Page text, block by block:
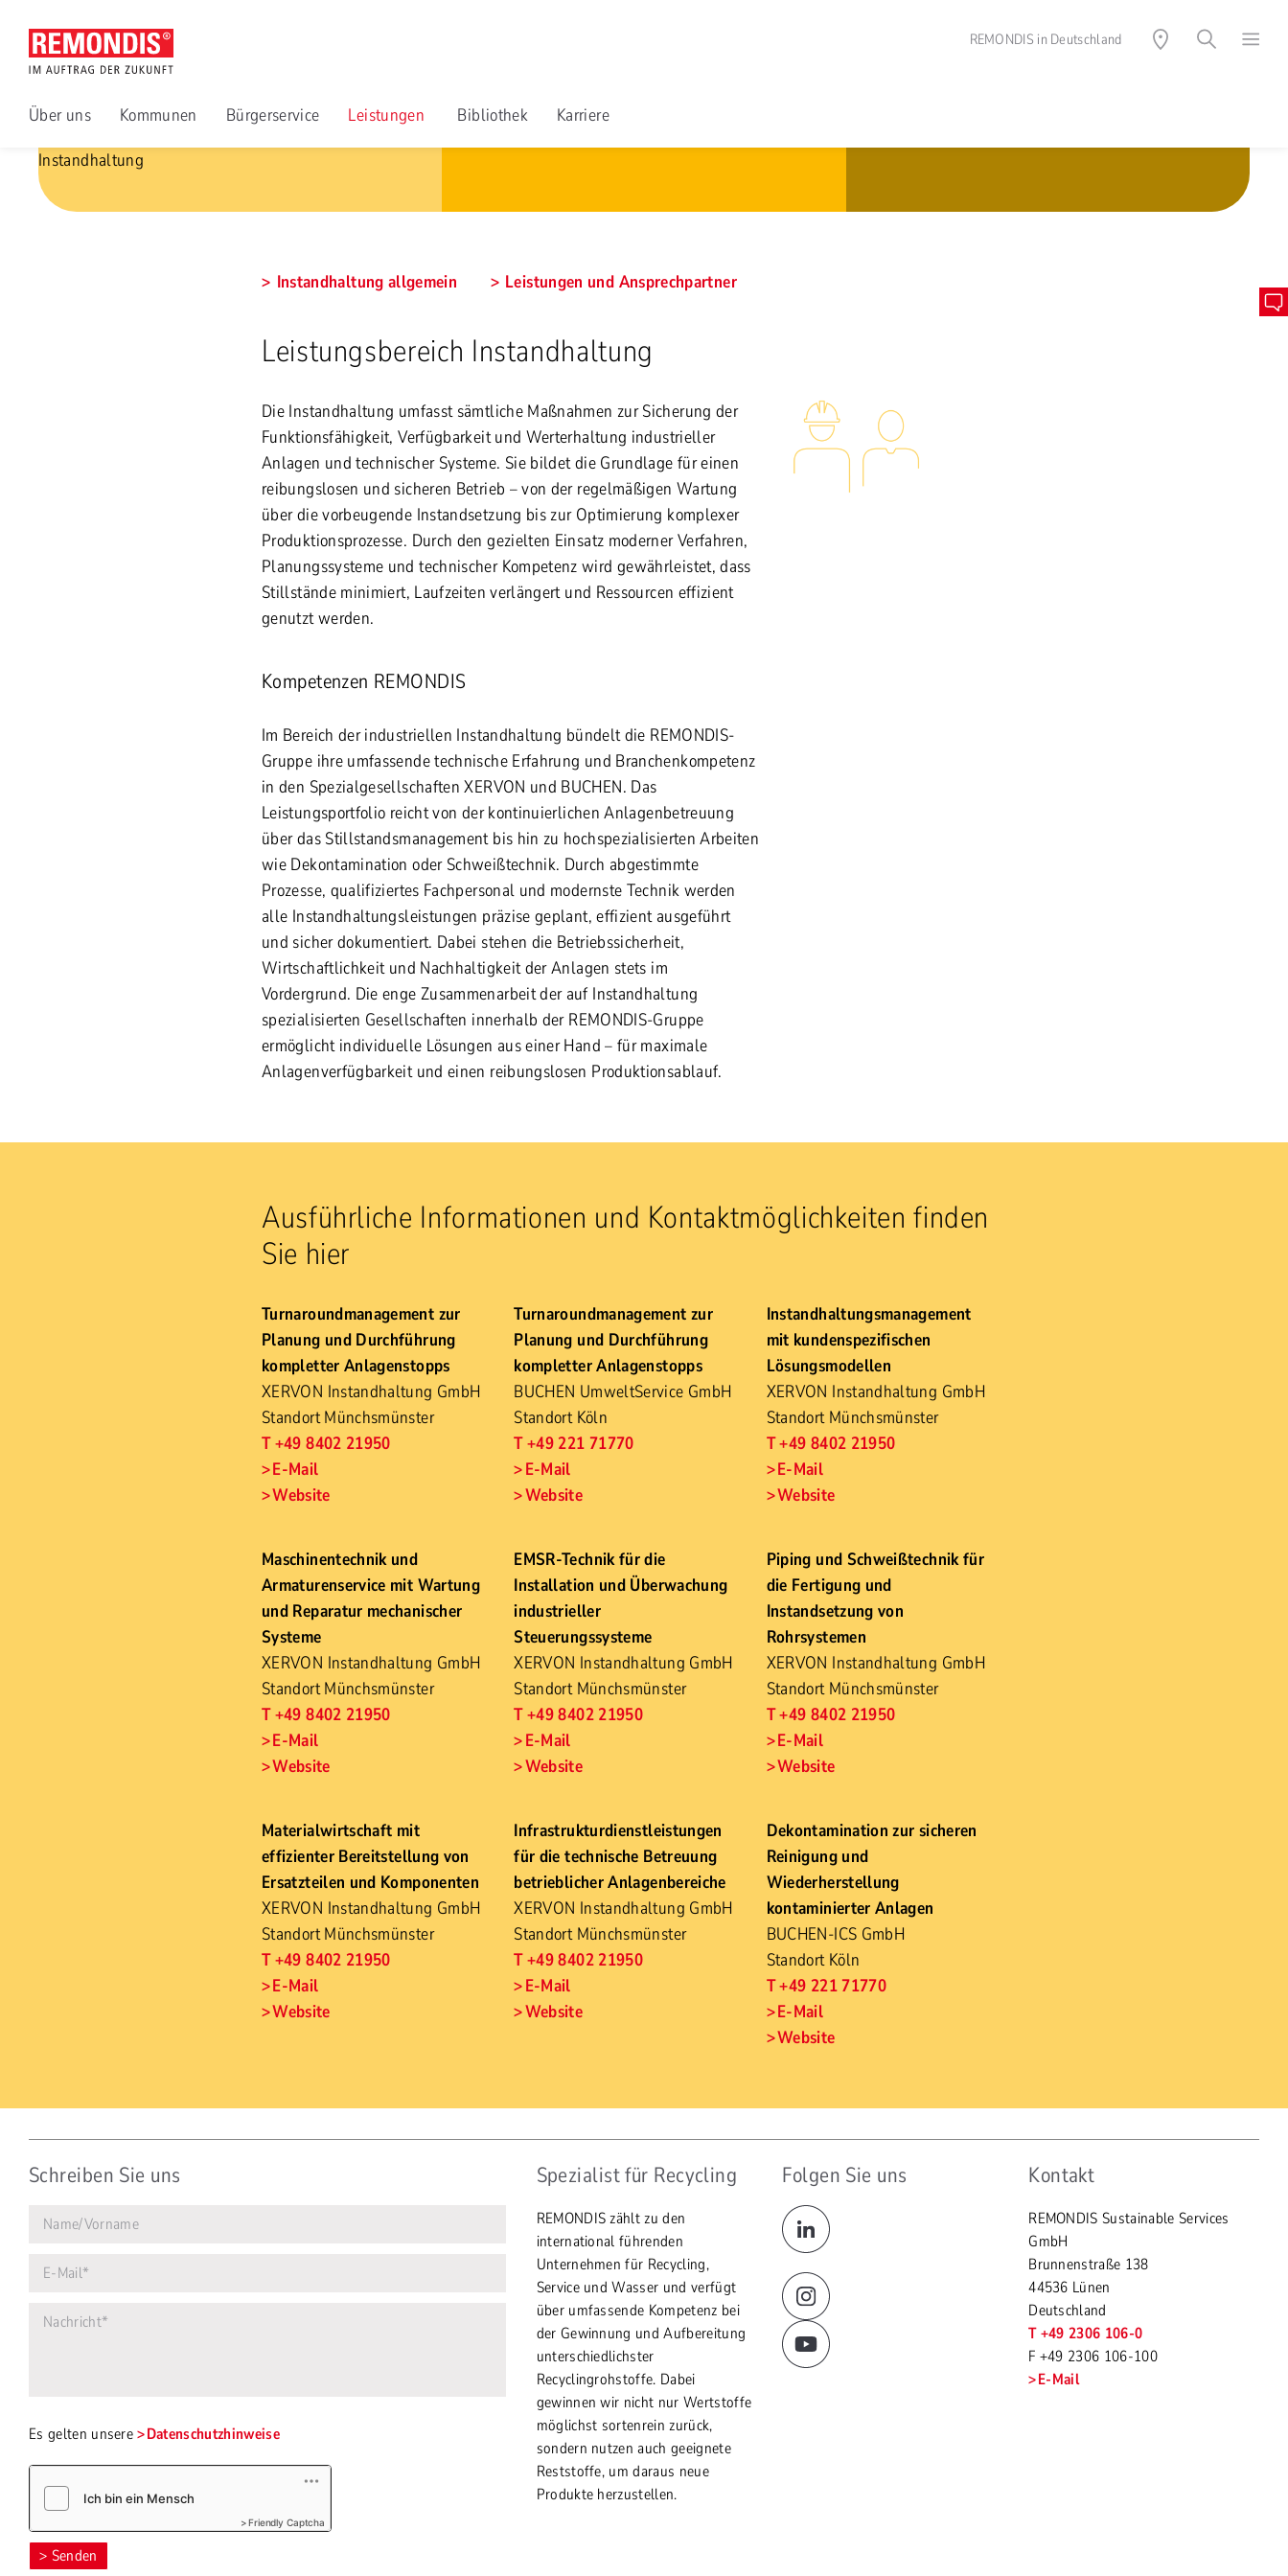
REMONDIS in Deutschland
Über uns Kommunen Bürgerservice Leistungen Bibliothek
Karriere
Instandhaltung
Instandhaltung allgemein Leistungen und Ansprechpartner
Leistungsbereich Instandhaltung
Die Instandhaltung umfasst sämtliche Maßnahmen zur Sicherung der
Funktionsfähigkeit, Verfügbarkeit und Werterhaltung industrieller
Anlagen und technischer Systeme. Sie bildet die Grundlage für einen
reibungslosen und sicheren Betrieb – von der regelmäßigen Wartung
über die vorbeugende Instandsetzung bis zur Optimierung komplexer
Produktionsprozesse. Durch den gezielten Einsatz moderner Verfahren,
Planungssysteme und technischer Kompetenz wird gewährleistet, dass
Stillstände minimiert, Laufzeiten verlängert und Ressourcen effizient
genutzt werden.
Kompetenzen REMONDIS
Im Bereich der industriellen Instandhaltung bündelt die REMONDIS-
Gruppe ihre umfassende technische Erfahrung und Branchenkompetenz
in den Spezialgesellschaften XERVON und BUCHEN. Das
Leistungsportfolio reicht von der kontinuierlichen Anlagenbetreuung
über das Stillstandsmanagement bis hin zu hochspezialisierten Arbeiten
wie Dekontamination oder Schweißtechnik. Durch abgestimmte
Prozesse, qualifiziertes Fachpersonal und modernste Technik werden
alle Instandhaltungsleistungen präzise geplant, effizient ausgeführt
und sicher dokumentiert. Dabei stehen die Betriebssicherheit,
Wirtschaftlichkeit und Nachhaltigkeit der Anlagen stets im
Vordergrund. Die enge Zusammenarbeit der auf Instandhaltung
spezialisierten Gesellschaften innerhalb der REMONDIS-Gruppe
ermöglicht individuelle Lösungen aus einer Hand – für maximale
Anlagenverfügbarkeit und einen reibungslosen Produktionsablauf.
Ausführliche Informationen und Kontaktmöglichkeiten finden
Sie hier
Turnaroundmanagement zur
Planung und Durchführung
kompletter Anlagenstopps
XERVON Instandhaltung GmbH
Standort Münchsmünster
T +49 8402 21950
E-Mail
Website
Turnaroundmanagement zur
Planung und Durchführung
kompletter Anlagenstopps
BUCHEN UmweltService GmbH
Standort Köln
T +49 221 71770
E-Mail
Website
Instandhaltungsmanagement
mit kundenspezifischen
Lösungsmodellen
XERVON Instandhaltung GmbH
Standort Münchsmünster
T +49 8402 21950
E-Mail
Website
Maschinentechnik und
Armaturenservice mit Wartung
und Reparatur mechanischer
Systeme
XERVON Instandhaltung GmbH
Standort Münchsmünster
T +49 8402 21950
E-Mail
Website
EMSR-Technik für die
Installation und Überwachung
industrieller
Steuerungssysteme
XERVON Instandhaltung GmbH
Standort Münchsmünster
T +49 8402 21950
E-Mail
Website
Piping und Schweißtechnik für
die Fertigung und
Instandsetzung von
Rohrsystemen
XERVON Instandhaltung GmbH
Standort Münchsmünster
T +49 8402 21950
E-Mail
Website
Materialwirtschaft mit
effizienter Bereitstellung von
Ersatzteilen und Komponenten
XERVON Instandhaltung GmbH
Standort Münchsmünster
T +49 8402 21950
E-Mail
Website
Infrastrukturdienstleistungen
für die technische Betreuung
betrieblicher Anlagenbereiche
XERVON Instandhaltung GmbH
Standort Münchsmünster
T +49 8402 21950
E-Mail
Website
Dekontamination zur sicheren
Reinigung und
Wiederherstellung
kontaminierter Anlagen
BUCHEN-ICS GmbH
Standort Köln
T +49 221 71770
E-Mail
Website
Schreiben Sie uns
Es gelten unsere Datenschutzhinweise
Friendly Captcha
Spezialist für Recycling
REMONDIS zählt zu den
international führenden
Unternehmen für Recycling,
Service und Wasser und verfügt
über umfassende Kompetenz bei
der Gewinnung und Aufbereitung
unterschiedlichster
Recyclingrohstoffe. Dabei
gewinnen wir nicht nur Wertstoffe
möglichst sortenrein zurück,
sondern nutzen auch geeignete
Reststoffe, um daraus neue
Produkte herzustellen.
Folgen Sie uns Kontakt
REMONDIS Sustainable Services
GmbH
Brunnenstraße 138
44536 Lünen
Deutschland
T +49 2306 106-0
F +49 2306 106-100
E-Mail